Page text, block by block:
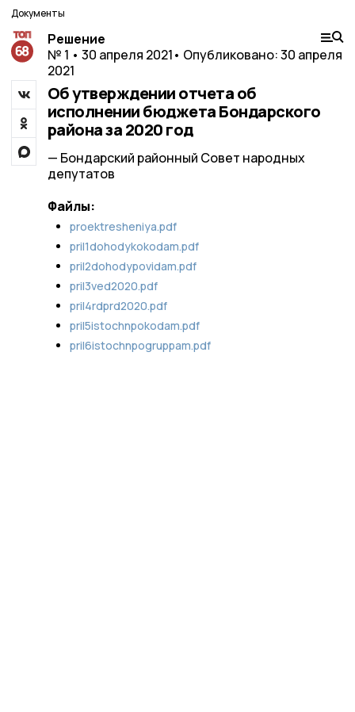
Документы
Решение
№ 1 • 30 апреля 2021• Опубликовано: 30 апреля
2021
Об утверждении отчета об
исполнении бюджета Бондарского
района за 2020 год
— Бондарский районный Совет народных
депутатов
Файлы:
proektresheniya.pdf
pril1dohodykokodam.pdf
pril2dohodypovidam.pdf
pril3ved2020.pdf
pril4rdprd2020.pdf
pril5istochnpokodam.pdf
pril6istochnpogruppam.pdf